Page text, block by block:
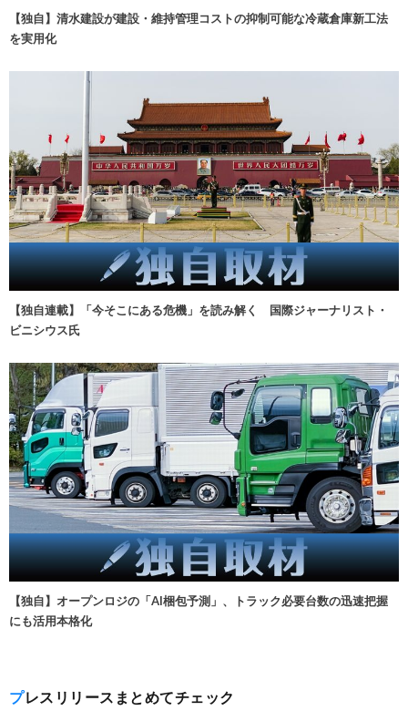
【独自】清水建設が建設・維持管理コストの抑制可能な冷蔵倉庫新工法
を実用化
【独自連載】「今そこにある危機」を読み解く 国際ジャーナリスト・
ビニシウス氏
【独自】オープンロジの「AI梱包予測」、トラック必要台数の迅速把握
にも活用本格化
プレスリリースまとめてチェック